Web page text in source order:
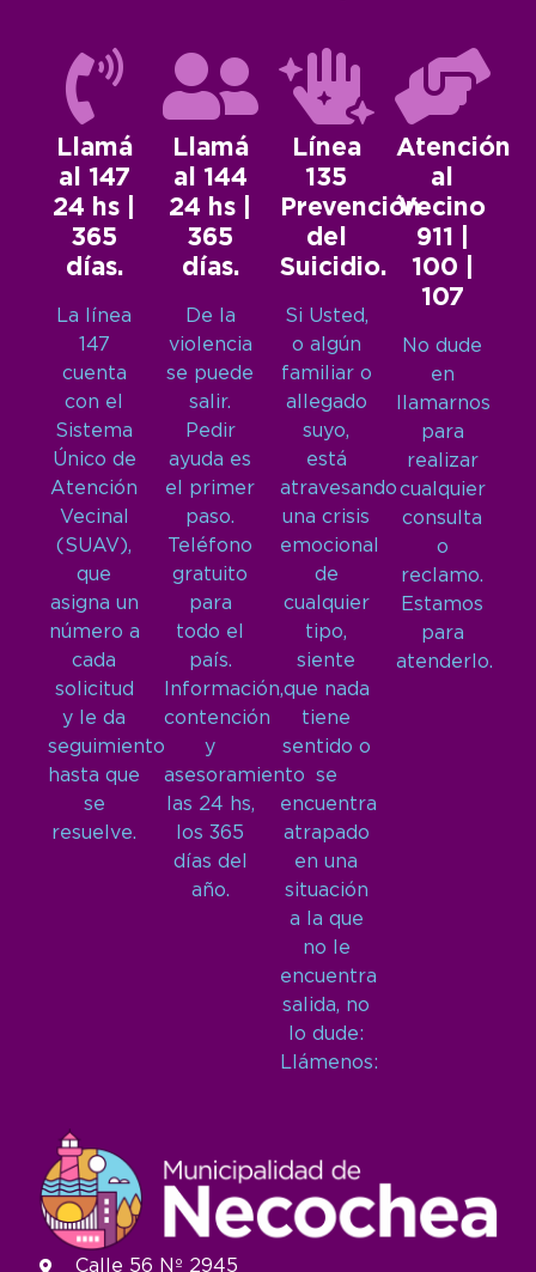
Llamá
al 147
24 hs |
365
días.
La línea
147
cuenta
con el
Sistema
Único de
Atención
Vecinal
(SUAV),
que
asigna un
número a
cada
solicitud
y le da
seguimiento
hasta que
se
resuelve.
Llamá
al 144
24 hs |
365
días.
De la
violencia
se puede
salir.
Pedir
ayuda es
el primer
paso.
Teléfono
gratuito
para
todo el
país.
Información,
contención
y
asesoramiento
las 24 hs,
los 365
días del
año.
Línea
135
Prevención
del
Suicidio.
Si Usted,
o algún
familiar o
allegado
suyo,
está
atravesando
una crisis
emocional
de
cualquier
tipo,
siente
que nada
tiene
sentido o
se
encuentra
atrapado
en una
situación
a la que
no le
encuentra
salida, no
lo dude:
Llámenos:
Atención
al
Vecino
911 |
100 |
107
No dude
en
llamarnos
para
realizar
cualquier
consulta
o
reclamo.
Estamos
para
atenderlo.
Calle 56 Nº 2945